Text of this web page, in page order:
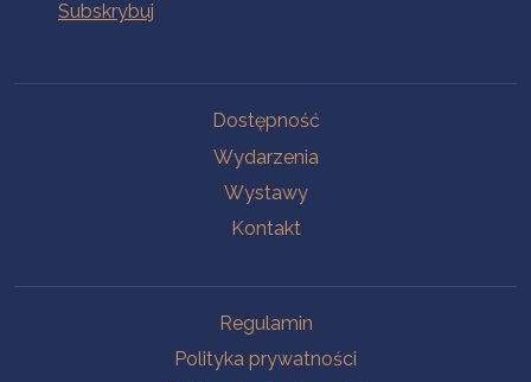
Dostępność
Wydarzenia
Wystawy
Kontakt
Regulamin
Polityka prywatności